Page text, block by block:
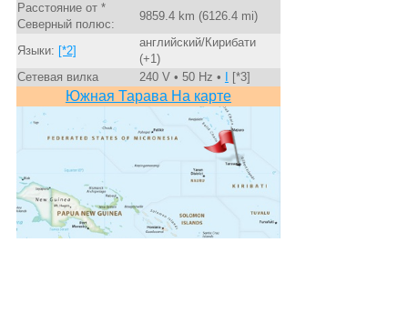
Расстояние от *
Северный полюс:
9859.4 km (6126.4 mi)
Языки: [*2]
английский/Кирибати
(+1)
Сетевая вилка
240 V • 50 Hz • [*3]
Южная Тарава На карте